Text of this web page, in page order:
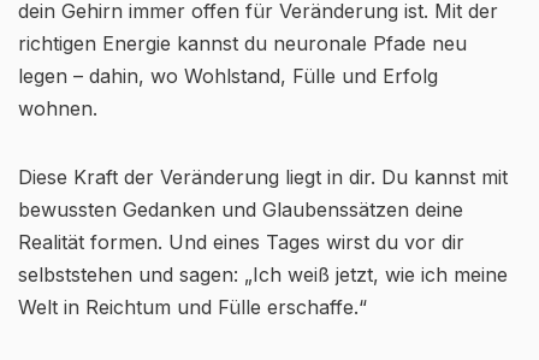
dein Gehirn immer offen für Veränderung ist. Mit der
richtigen Energie kannst du neuronale Pfade neu
legen – dahin, wo Wohlstand, Fülle und Erfolg
wohnen.
Diese Kraft der Veränderung liegt in dir. Du kannst mit
bewussten Gedanken und Glaubenssätzen deine
Realität formen. Und eines Tages wirst du vor dir
selbststehen und sagen: „Ich weiß jetzt, wie ich meine
Welt in Reichtum und Fülle erschaffe.“